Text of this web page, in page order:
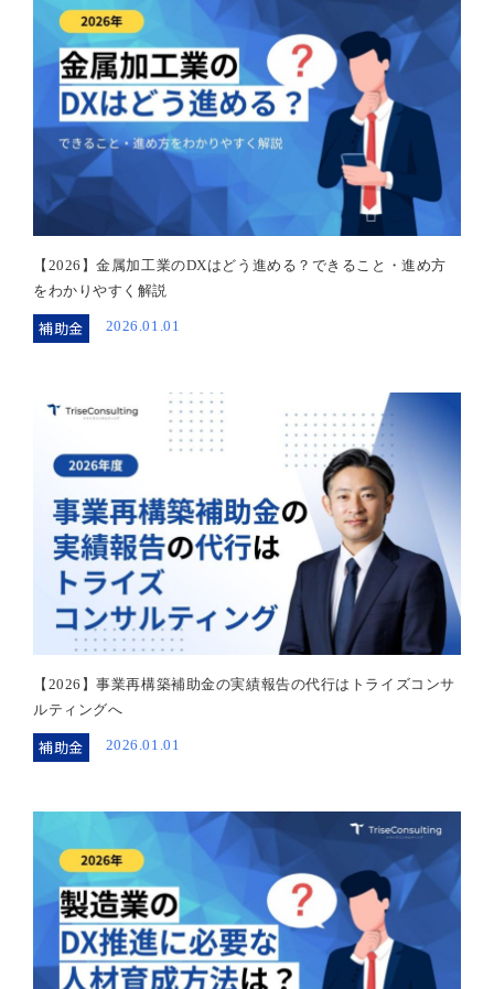
【2026】金属加工業のDXはどう進める？できること・進め方
をわかりやすく解説
補助金 2026.01.01
【2026】事業再構築補助金の実績報告の代行はトライズコンサ
ルティングへ
補助金 2026.01.01